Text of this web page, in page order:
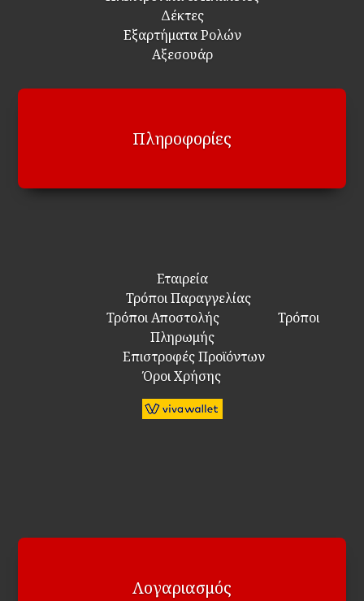
Δέκτες
Εξαρτήματα Ρολών
Αξεσουάρ
Πληροφορίες
Εταιρεία
Τρόποι Παραγγελίας
Τρόποι Αποστολής
Τρόποι
Πληρωμής
Επιστροφές Προϊόντων
Όροι Χρήσης
Λογαριασμός